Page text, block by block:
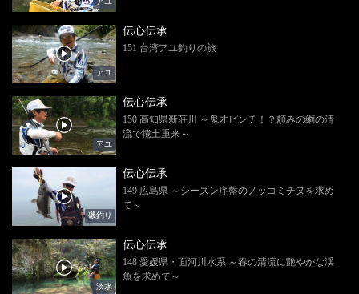
アユ
伝心伝承
151 台湾アユ釣りの旅
アユ
伝心伝承
150 高知県新荘川 ～鬼才ピンチ！？頼みの綱の清
流で捲土重来～
磯釣り
伝心伝承
149 広島県 ～シーズン序盤のノッコミチヌを求め
て～
淡水
伝心伝承
148 愛媛県・面河川水系 ～春の清流に艶やかな渓
魚を求めて～